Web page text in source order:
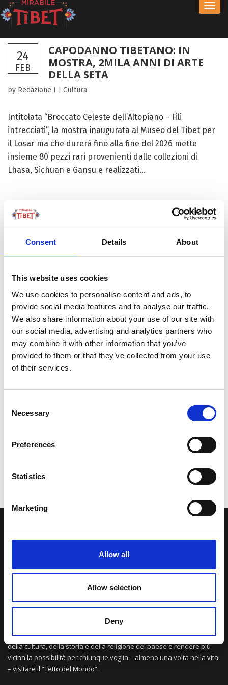
Consent Details About
This website uses cookies
We use cookies to personalise content and ads, to
provide social media features and to analyse our traffic.
We also share information about your use of our site with
our social media, advertising and analytics partners who
may combine it with other information that you’ve
provided to them or that they’ve collected from your use
of their services.
Selection
Necessary
Preferences
Statistics
Marketing
Allow all
Allow selection
Deny
24
FEB
CAPODANNO TIBETANO: IN
MOSTRA, 2MILA ANNI DI ARTE
DELLA SETA
by Redazione I Cultura
Intitolata “Broccato Celeste dell’Altopiano – Fili
intrecciati”, la mostra inaugurata al Museo del Tibet per
il Losar ma che durerà fino alla fine del 2026 mette
insieme 80 pezzi rari provenienti dalle collezioni di
Lhasa, Sichuan e Gansu e realizzati...
FOCUS TIBET
SULLA VETTA DELLO XIZANG, DOVE IL VENTO
LA NOSTRA MISSION
avuto modo di viaggiare e conoscere questa meravigliosa regione.
Una regione affascinante, densa di spiritualità che con i suoi
Attraverso i nostri contributi cercheremo agevolare la conoscenza
della cultura, della storia e della religione del paese e rendere più
vicina la possibilità per chiunque voglia – almeno una volta nella vita
– visitare il “Tetto del Mondo”.